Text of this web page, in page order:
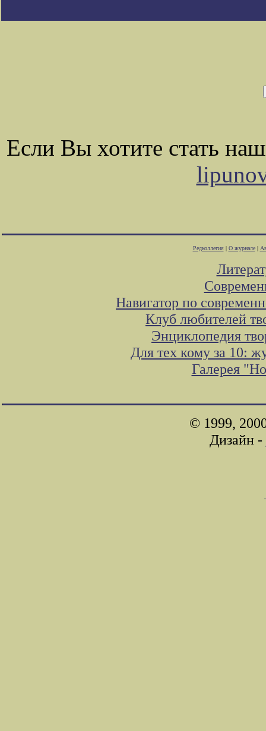
Если Вы хотите стать
Редколлегия| О журнале|
Навигатор по
Клуб любителей
Энциклопедия
Для тех кому за 10:
Галерея
© 1999,
Дизайн -